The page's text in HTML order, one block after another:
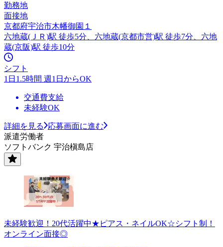
勤務地
面接地
京都府宇治市木幡御園１
六地蔵(ＪＲ)駅 徒歩5分、六地蔵(京都市営)駅 徒歩7分、六地
蔵(京阪)駅 徒歩10分
シフト
1日1.5時間 週1日からOK
交通費支給
未経験OK
詳細を見る
応募画面に進む
派遣労働者
ソフトバンク 宇治槇島店
未経験歓迎！20代活躍中★ピアス・ネイルOK☆シフト制！
オンライン面接◎